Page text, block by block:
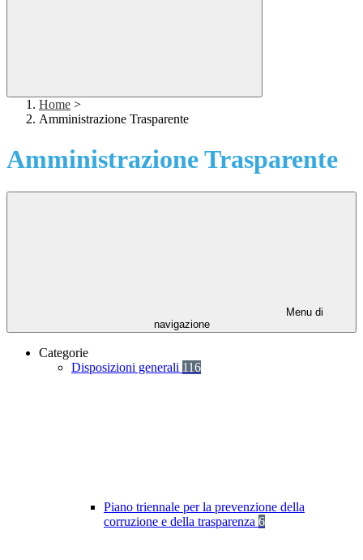
Home >
Amministrazione Trasparente
Amministrazione Trasparente
Menu di
navigazione
Categorie
Disposizioni generali 116
Piano triennale per la prevenzione della
corruzione e della trasparenza 6